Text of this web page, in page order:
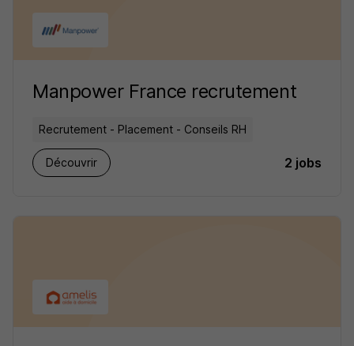
Manpower France recrutement
Recrutement - Placement - Conseils RH
Découvrir 2 jobs